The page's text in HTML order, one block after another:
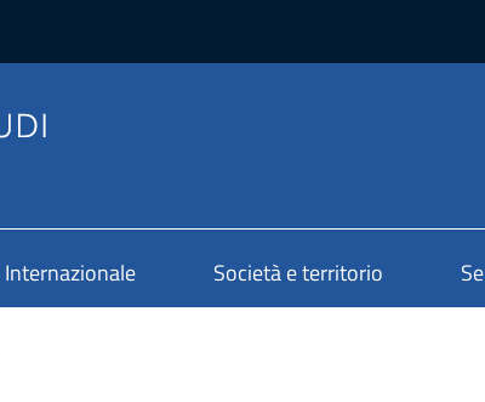
Internazionale Società e territorio